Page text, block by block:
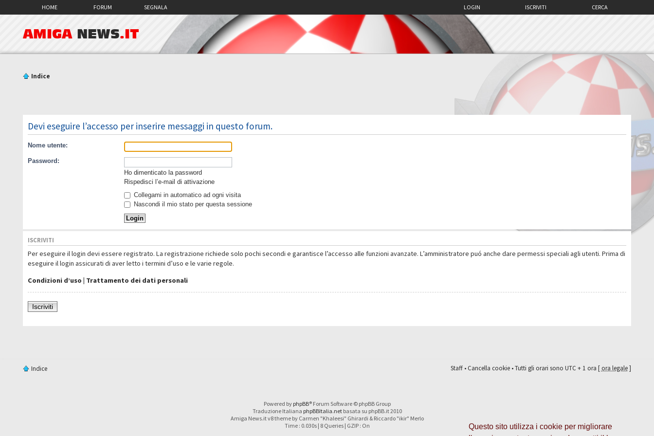
Questo sito utilizza i cookie per migliorare
HOME FORUM SEGNALA CERCA
ISCRIVITI
LOGIN
AMIGA NEWS.IT
Indice
Devi eseguire l’accesso per inserire messaggi in questo forum.
Nome utente:
Password:
Ho dimenticato la password
Rispedisci l’e-mail di attivazione
Collegami in automatico ad ogni visita
Nascondi il mio stato per questa sessione
ISCRIVITI
Per eseguire il login devi essere registrato. La registrazione richiede solo pochi secondi e garantisce l’accesso alle funzioni avanzate. L’amministratore puó anche dare permessi speciali agli utenti. Prima di
eseguire il login assicurati di aver letto i termini d’uso e le varie regole.
Condizioni d’uso | Trattamento dei dati personali
Iscriviti
Indice Staff•Cancella cookie• Tutti gli orari sono UTC + 1 ora [ora legale]
Powered by phpBB® Forum Software © phpBB Group
Traduzione Italiana phpBBItalia.netbasata su phpBB.it 2010
Amiga News.it v8 theme by Carmen "Khaleesi" Ghirardi & Riccardo "ikir" Merlo
Time : 0.030s | 8 Queries | GZIP : On